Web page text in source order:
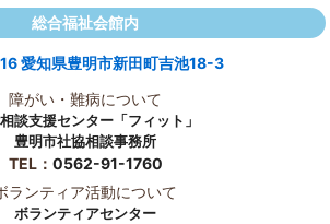
総合福祉会館内
愛知県豊明市新田町吉池18-3
障がい・難病について
談支援センター「フィット」
豊明市社協相談事務所
TEL： 0562-91-1760
ランティア活動について
ボランティアセンター